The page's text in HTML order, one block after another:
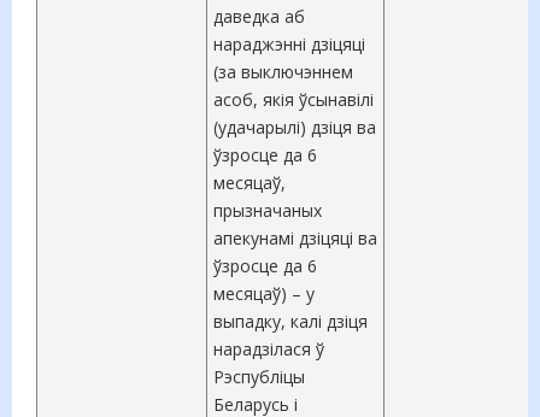
даведка аб
нараджэнні дзіцяці
(за выключэннем
асоб, якія ўсынавілі
(удачарылі) дзіця ва
ўзросце да 6
месяцаў,
прызначаных
апекунамі дзіцяці ва
ўзросце да 6
месяцаў) – у
выпадку, калі дзіця
нарадзілася ў
Рэспубліцы
Беларусь і